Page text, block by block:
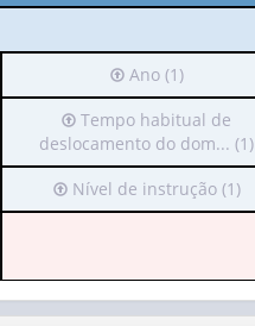
Irá
para
o
cabeçalho
(possui
apenas
1
Ano
(1)
Ano (1)
Irá
para
o
cabeçalho
(possui
valor):
Tempo habitual de
deslocamento do dom... (1)
Irá
para
(possui
apenas
Nível de instrução (1)